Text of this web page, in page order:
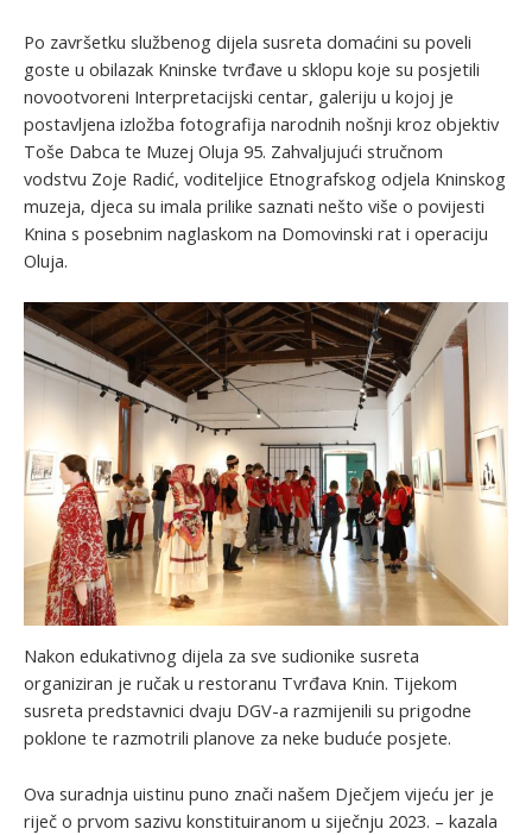
Po završetku službenog dijela susreta domaćini su poveli
goste u obilazak Kninske tvrđave u sklopu koje su posjetili
novootvoreni Interpretacijski centar, galeriju u kojoj je
postavljena izložba fotografija narodnih nošnji kroz objektiv
Toše Dabca te Muzej Oluja 95. Zahvaljujući stručnom
vodstvu Zoje Radić, voditeljice Etnografskog odjela Kninskog
muzeja, djeca su imala prilike saznati nešto više o povijesti
Knina s posebnim naglaskom na Domovinski rat i operaciju
Oluja.
Nakon edukativnog dijela za sve sudionike susreta
organiziran je ručak u restoranu Tvrđava Knin. Tijekom
susreta predstavnici dvaju DGV-a razmijenili su prigodne
poklone te razmotrili planove za neke buduće posjete.
Ova suradnja uistinu puno znači našem Dječjem vijeću jer je
riječ o prvom sazivu konstituiranom u siječnju 2023. – kazala